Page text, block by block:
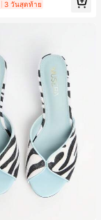
3 วันสุดท้าย